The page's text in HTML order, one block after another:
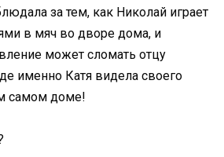
за тем, как Николай играет
в мяч во дворе дома, и
может сломать отцу
именно Катя видела своего
самом доме!